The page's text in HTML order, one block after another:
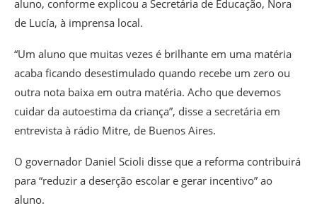
aluno, conforme explicou a Secretária de Educação, Nora
de Lucía, à imprensa local.
“Um aluno que muitas vezes é brilhante em uma matéria
acaba ficando desestimulado quando recebe um zero ou
outra nota baixa em outra matéria. Acho que devemos
cuidar da autoestima da criança”, disse a secretária em
entrevista à rádio Mitre, de Buenos Aires.
O governador Daniel Scioli disse que a reforma contribuirá
para “reduzir a deserção escolar e gerar incentivo” ao
aluno.